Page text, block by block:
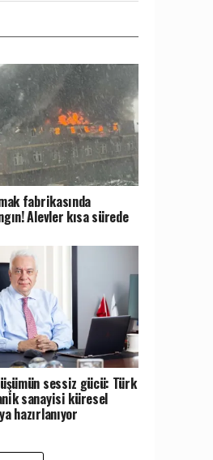
fabrikasında
Alevler kısa sürede
sessiz gücü: Türk
sanayisi küresel
hazırlanıyor